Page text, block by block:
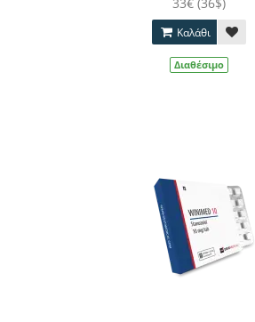
Καλάθι
Διαθέσιμο